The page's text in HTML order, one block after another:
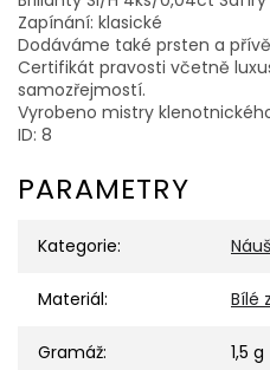
Zapínání: klasické
Dodáváme také prsten a
Certifikát pravosti včetně
samozřejmostí.
Vyrobeno mistry
ID: 8
PARAMETRY
Kategorie:
Materiál: Bílé
Gramáž: 1,5 g